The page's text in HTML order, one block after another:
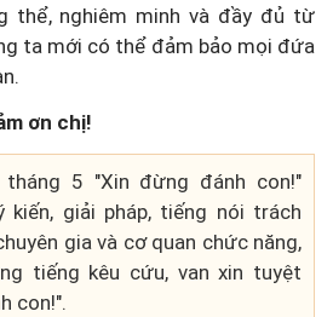
thể, nghiêm minh và đầy đủ từ
ta mới có thể đảm bảo mọi đứa
ơn chị!
5 "Xin đừng đánh con!"
kiến, giải pháp, tiếng nói trách
gia và cơ quan chức năng,
tiếng kêu cứu, van xin tuyệt
con!".